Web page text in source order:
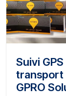
Suivi
transport
GPRO